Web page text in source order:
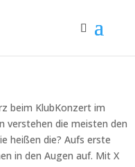
beim KlubKonzert im
verstehen die meisten den
heißen die? Aufs erste
in den Augen auf. Mit X